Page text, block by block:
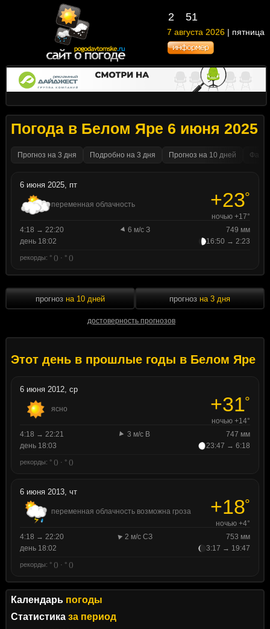
2 51
7 августа 2026 | пятница
Погода в Белом Яре 6 июня 2025
Прогноз на 3 дня Подробно на 3 дня Прогноз на 10 дней
6 июня 2025, пт
переменная облачность +23°
ночью +17°
4:18 → 22:20
6 м/с З
749 мм
день 18:02
16:50 → 2:23
рекорды: ° () · ° ()
прогноз на 10 дней
достоверность прогнозов
прогноз на 3 дня
Этот день в прошлые годы в Белом Яре
6 июня 2012, ср
ясно +31°
ночью +14°
4:18 → 22:21
3 м/с В
747 мм
день 18:03
23:47 → 6:18
рекорды: ° () · ° ()
6 июня 2013, чт
переменная облачность возможна гроза +18°
ночью +4°
4:18 → 22:20
2 м/с СЗ
753 мм
день 18:02
3:17 → 19:47
рекорды: ° () · ° ()
Календарь погоды
Статистика за период